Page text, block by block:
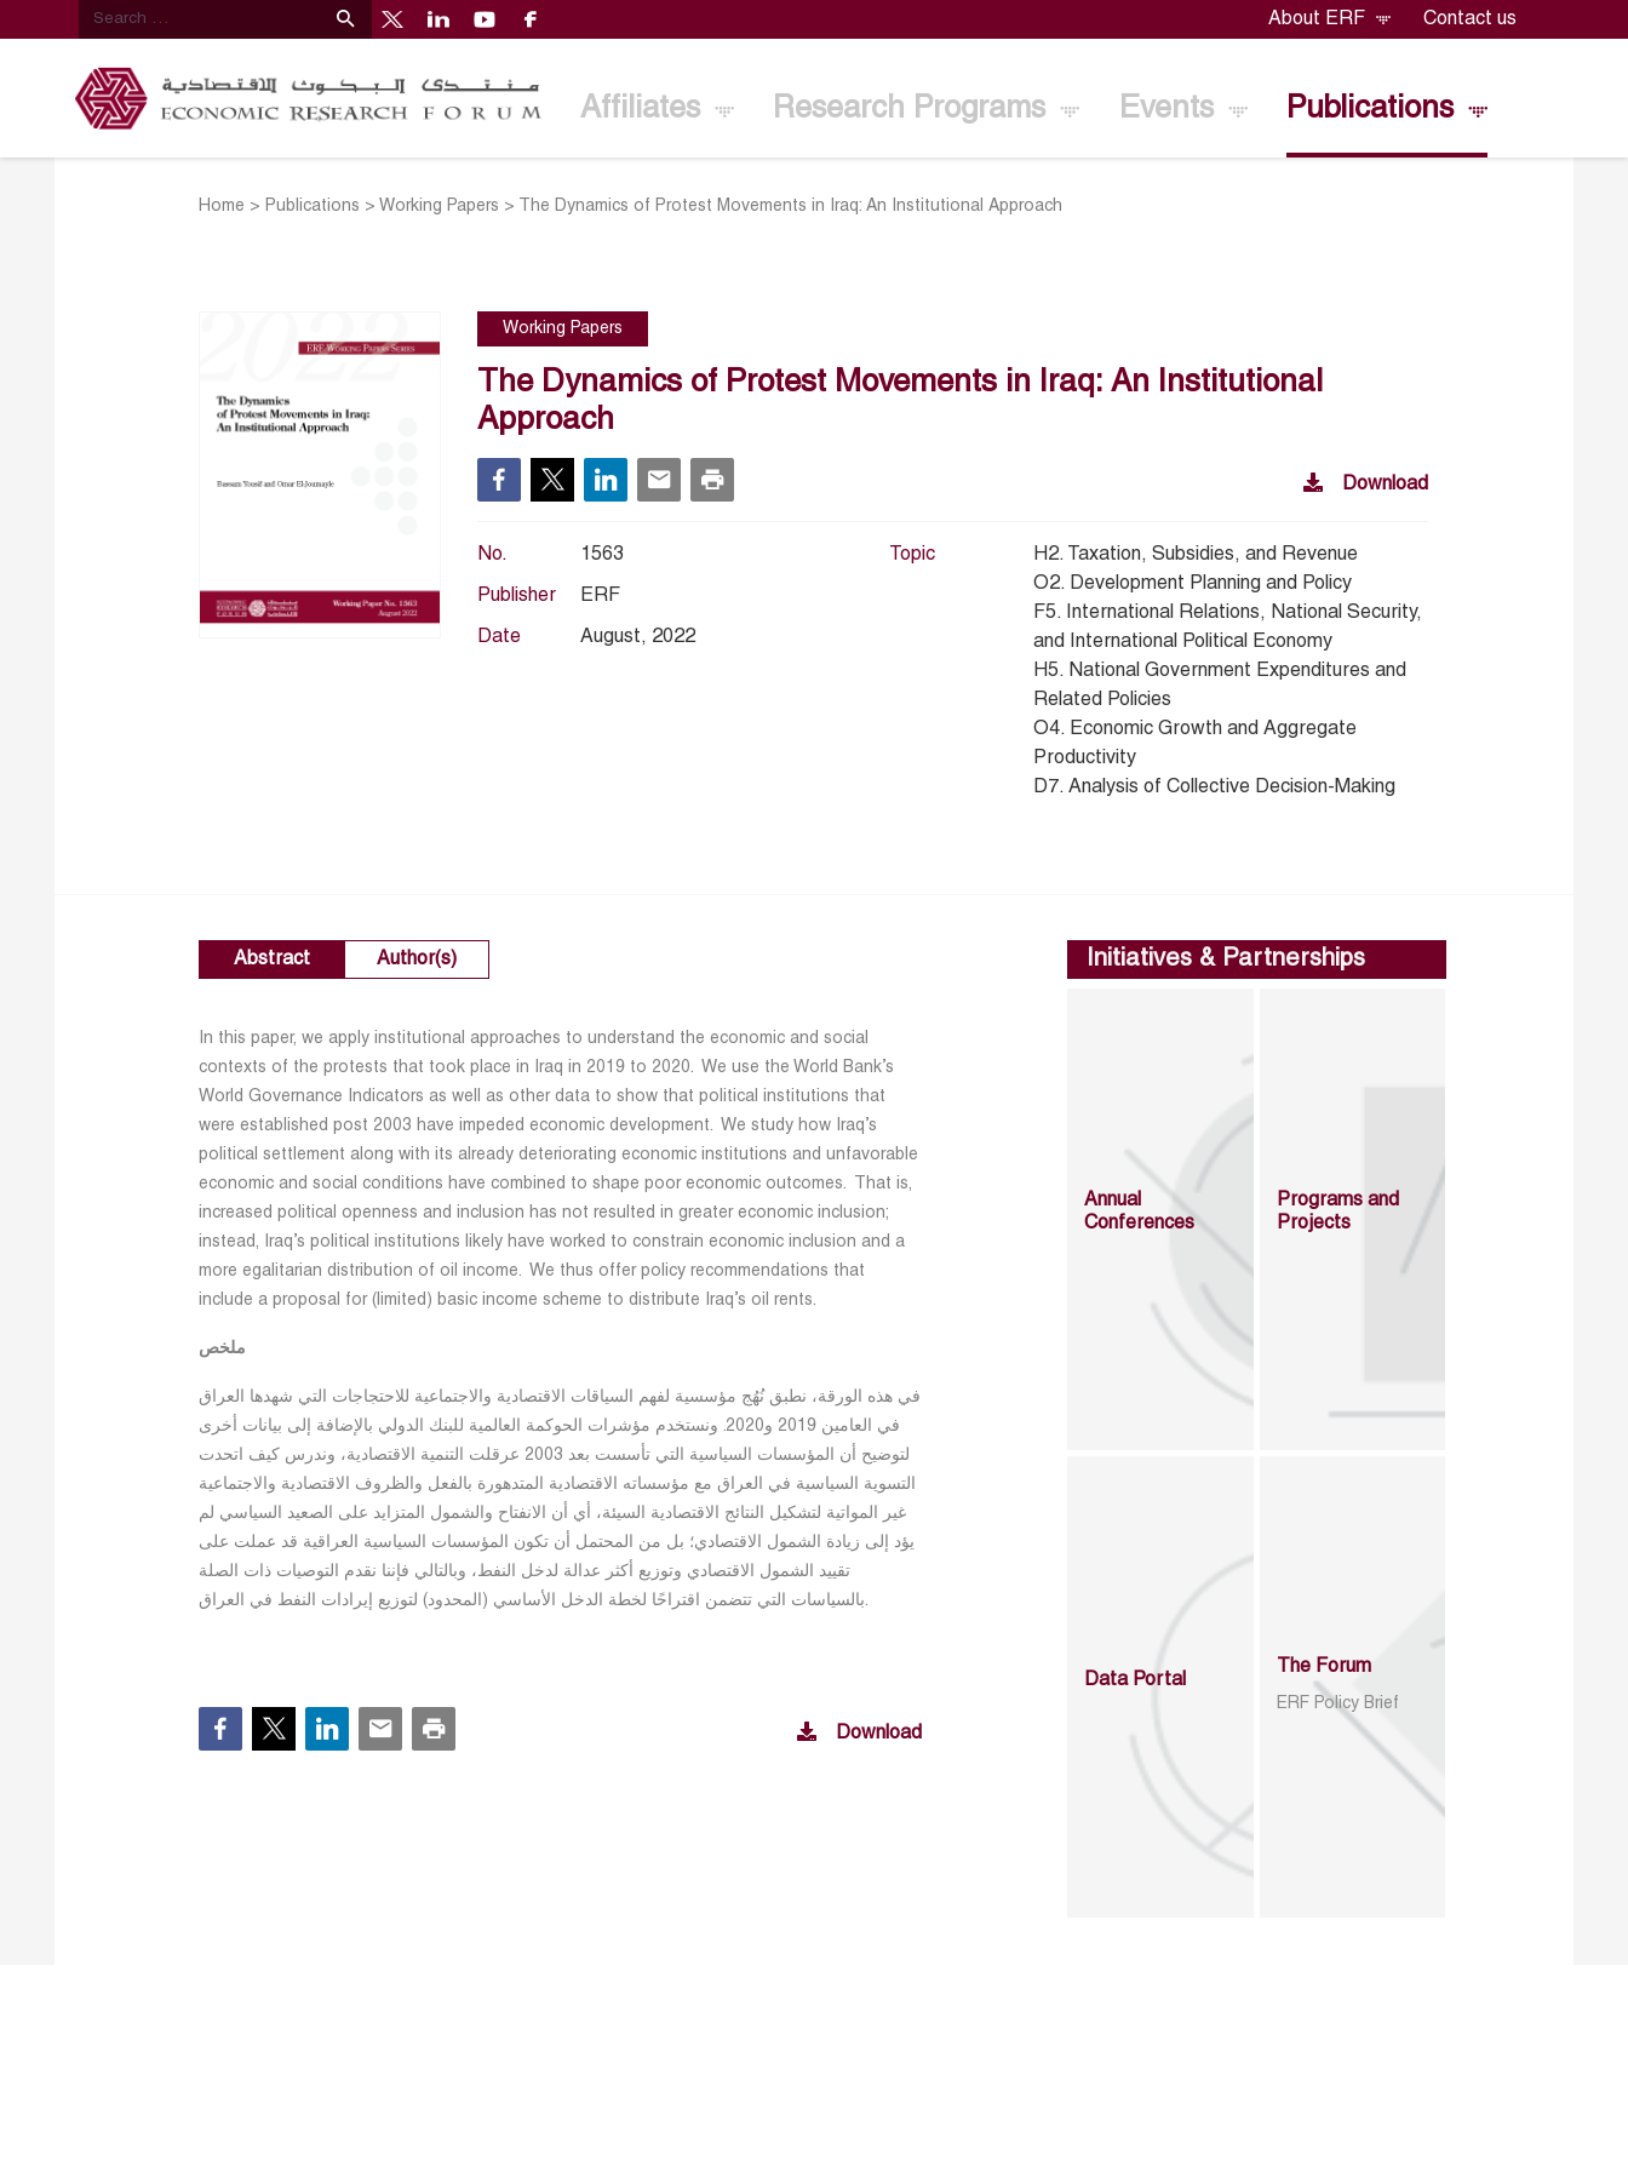
About ERF Contact us
Affiliates Research Programs Events Publications
Home > Publications >Working Papers > The Dynamics of Protest Movements in Iraq: An Institutional Approach
Working Papers
The Dynamics of Protest Movements in Iraq: An Institutional
Approach
Download
No. 1563
Publisher ERF
Date August, 2022
Topic
H2. Taxation, Subsidies, and Revenue
O2. Development Planning and Policy
F5. International Relations, National Security,
and International Political Economy
H5. National Government Expenditures and
Related Policies
O4. Economic Growth and Aggregate
Productivity
D7. Analysis of Collective Decision-Making
Abstract Author(s)
In this paper, we apply institutional approaches to understand the economic and social
contexts of the protests that took place in Iraq in 2019 to 2020. We use the World Bank’s
World Governance Indicators as well as other data to show that political institutions that
were established post 2003 have impeded economic development. We study how Iraq’s
political settlement along with its already deteriorating economic institutions and unfavorable
economic and social conditions have combined to shape poor economic outcomes. That is,
increased political openness and inclusion has not resulted in greater economic inclusion;
instead, Iraq’s political institutions likely have worked to constrain economic inclusion and a
more egalitarian distribution of oil income. We thus offer policy recommendations that
include a proposal for (limited) basic income scheme to distribute Iraq’s oil rents.
ملخص
في هذه الورقة، نطبق نُهُج مؤسسية لفهم السياقات الاقتصادية والاجتماعية للاحتجاجات التي شهدها العراق
في العامين 2019 و2020. ونستخدم مؤشرات الحوكمة العالمية للبنك الدولي بالإضافة إلى بيانات أخرى
لتوضيح أن المؤسسات السياسية التي تأسست بعد 2003 عرقلت التنمية الاقتصادية، وندرس كيف اتحدت
التسوية السياسية في العراق مع مؤسساته الاقتصادية المتدهورة بالفعل والظروف الاقتصادية والاجتماعية
غير المواتية لتشكيل النتائج الاقتصادية السيئة، أي أن الانفتاح والشمول المتزايد على الصعيد السياسي لم
يؤد إلى زيادة الشمول الاقتصادي؛ بل من المحتمل أن تكون المؤسسات السياسية العراقية قد عملت على
تقييد الشمول الاقتصادي وتوزيع أكثر عدالة لدخل النفط، وبالتالي فإننا نقدم التوصيات ذات الصلة
بالسياسات التي تتضمن اقتراحًا لخطة الدخل الأساسي (المحدود) لتوزيع إيرادات النفط في العراق.
Download
Initiatives & Partnerships
Annual
Conferences
Programs and
Projects
Data Portal
The Forum
ERF Policy Brief